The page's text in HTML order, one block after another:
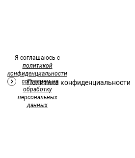
Я соглашаюсь с
политикой
конфиденциальности
согласием на
обработку
персональных
данных
Политика конфиденциальности